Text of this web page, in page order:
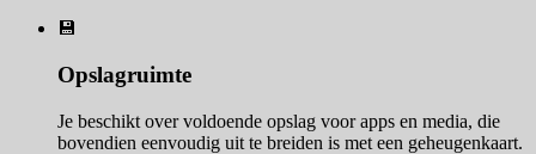
💾
Opslagruimte
Je beschikt over voldoende opslag voor apps en media, die
bovendien eenvoudig uit te breiden is met een geheugenkaart.